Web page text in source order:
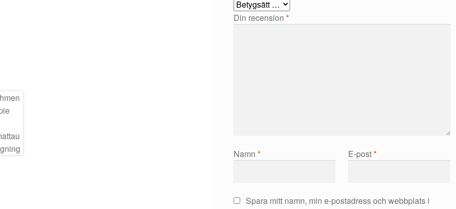
Din recension*
Namn* E-post*
Spara mitt namn, min e-postadress och webbplats i